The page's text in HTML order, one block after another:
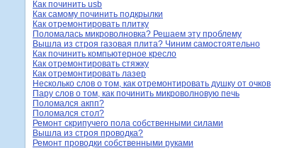
Как починить usb
Как самому починить подкрылки
Как отремонтировать плитку
Поломалась микроволновка? Решаем эту проблему
Вышла из строя газовая плита? Чиним самостоятельно
Как починить компьютерное кресло
Как отремонтировать стяжку
Как отремонтировать лазер
Несколько слов о том, как отремонтировать душку от очков
Пару слов о том, как починить микроволновую печь
Поломался акпп?
Поломался стол?
Ремонт скрипучего пола собственными силами
Вышла из строя проводка?
Ремонт проводки собственными руками